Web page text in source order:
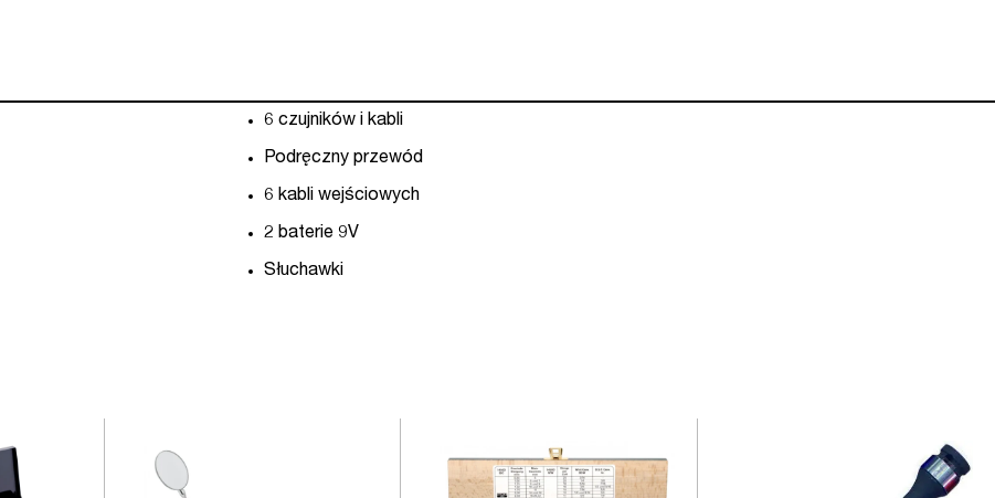
6 czujników i kabli
Podręczny przewód
6 kabli wejściowych
2 baterie 9V
Słuchawki